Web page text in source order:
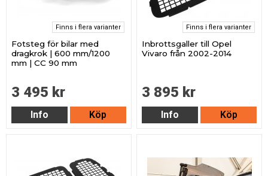
Finns i flera varianter
Fotsteg för bilar med
dragkrok | 600 mm/1200
mm | CC 90 mm
3 495 kr
Info Köp
Finns i flera varianter
Inbrottsgaller till Opel
Vivaro från 2002-2014
3 895 kr
Info Köp